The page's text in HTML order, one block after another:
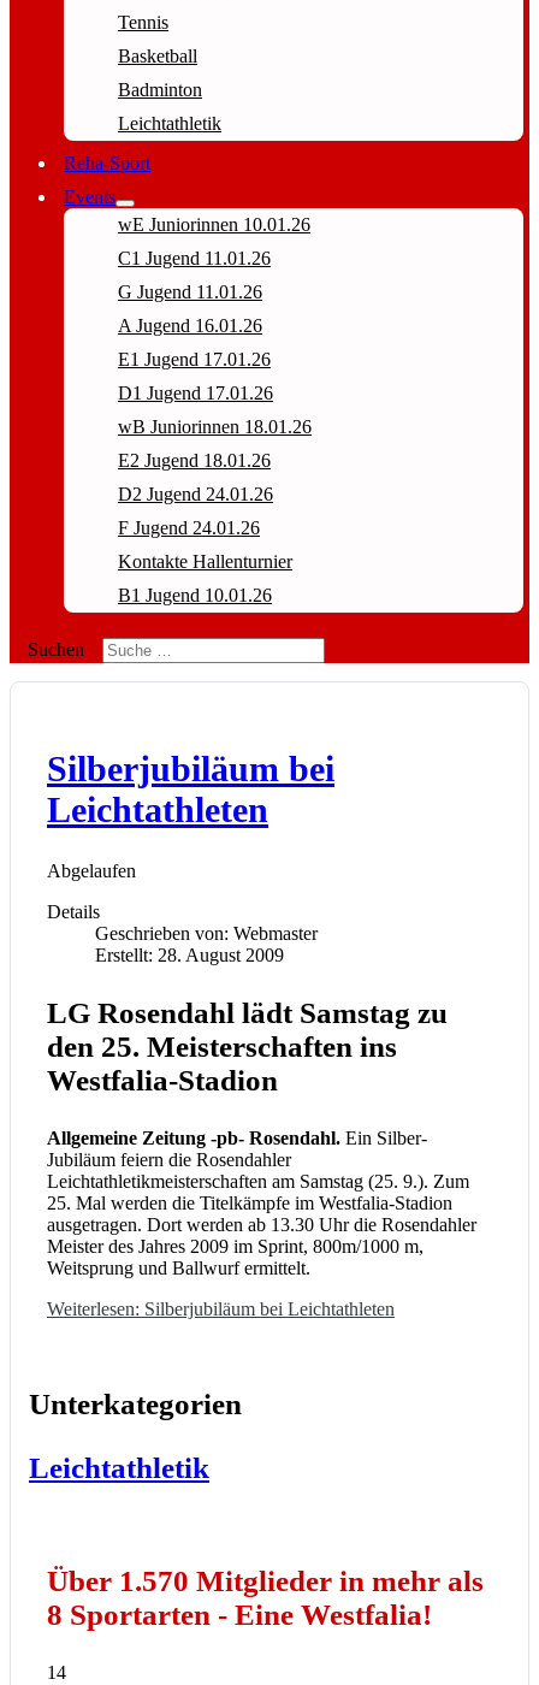
Tennis
Basketball
Badminton
Leichtathletik
Reha-Sport
Events
wE Juniorinnen 10.01.26
C1 Jugend 11.01.26
G Jugend 11.01.26
A Jugend 16.01.26
E1 Jugend 17.01.26
D1 Jugend 17.01.26
wB Juniorinnen 18.01.26
E2 Jugend 18.01.26
D2 Jugend 24.01.26
F Jugend 24.01.26
Kontakte Hallenturnier
B1 Jugend 10.01.26
Suchen
Silberjubiläum bei
Leichtathleten
Abgelaufen
Details
Geschrieben von: Webmaster
Erstellt: 28. August 2009
LG Rosendahl lädt Samstag zu
den 25. Meisterschaften ins
Westfalia-Stadion
Allgemeine Zeitung -pb- Rosendahl. Ein Silber-
Jubiläum feiern die Rosendahler
Leichtathletikmeisterschaften am Samstag (25. 9.). Zum
25. Mal werden die Titelkämpfe im Westfalia-Stadion
ausgetragen. Dort werden ab 13.30 Uhr die Rosendahler
Meister des Jahres 2009 im Sprint, 800m/1000 m,
Weitsprung und Ballwurf ermittelt.
Weiterlesen: Silberjubiläum bei Leichtathleten
Unterkategorien
Leichtathletik
Über 1.570 Mitglieder in mehr als
8 Sportarten - Eine Westfalia!
14